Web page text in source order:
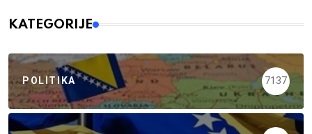
KATEGORIJE
POLITIKA 7137